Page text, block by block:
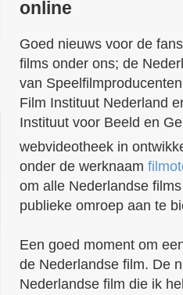
online
Goed nieuws voor de
films onder ons; de
van
Film Instituut Nederland
Instituut voor Beeld en
webvideotheek in
onder de werknaam
om alle Nederlandse
publieke omroep aan te
Een goed moment om
de Nederlandse film. De
Nederlandse film die ik